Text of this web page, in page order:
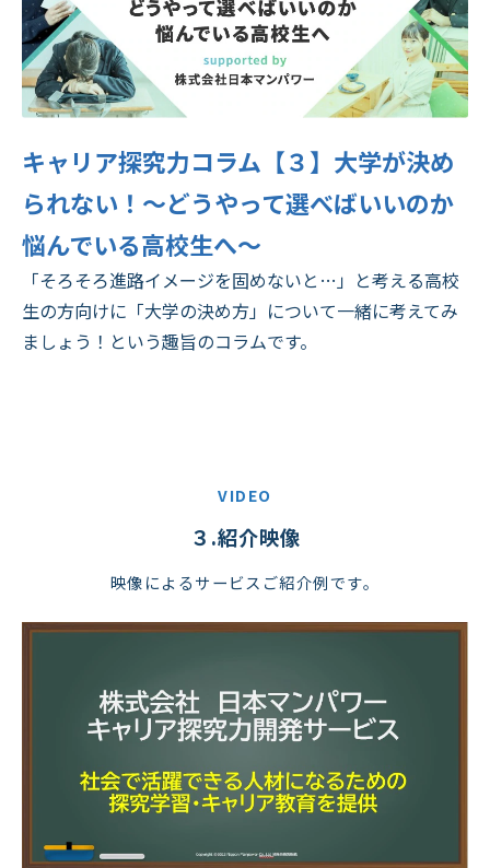
キャリア探究力コラム【３】大学が決め
られない！～どうやって選べばいいのか
悩んでいる高校生へ～
「そろそろ進路イメージを固めないと…」と考える高校
生の方向けに「大学の決め方」について一緒に考えてみ
ましょう！という趣旨のコラムです。
VIDEO
３.紹介映像
映像によるサービスご紹介例です。